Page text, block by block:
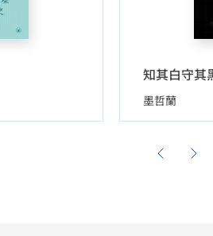
墨哲蘭